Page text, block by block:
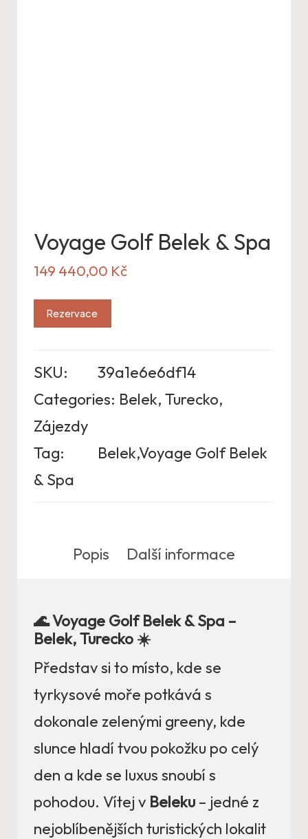
Voyage Golf Belek & Spa
149 440,00 Kč
Rezervace
SKU:
39a1e6e6df14
Categories: Belek, Turecko,
Zájezdy
Tag:
Belek,Voyage Golf Belek
& Spa
Popis Další informace
🌊 Voyage Golf Belek & Spa –
Belek, Turecko ☀️
Představ si to místo, kde se
tyrkysové moře potkává s
dokonale zelenými greeny, kde
slunce hladí tvou pokožku po celý
den a kde se luxus snoubí s
pohodou. Vítej v Beleku – jedné z
nejoblíbenějších turistických lokalit